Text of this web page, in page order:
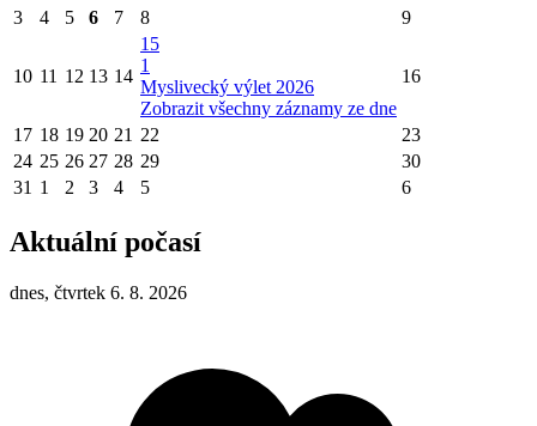
3
4 5 6 7 8 9
10 11 12 13 14
15
1
Myslivecký výlet 2026
Zobrazit všechny záznamy ze dne
16
17 18 19 20 21 22
23
24 25 26 27 28 29
30
31 1 2 3 4 5 6
Aktuální počasí
dnes, čtvrtek 6. 8. 2026